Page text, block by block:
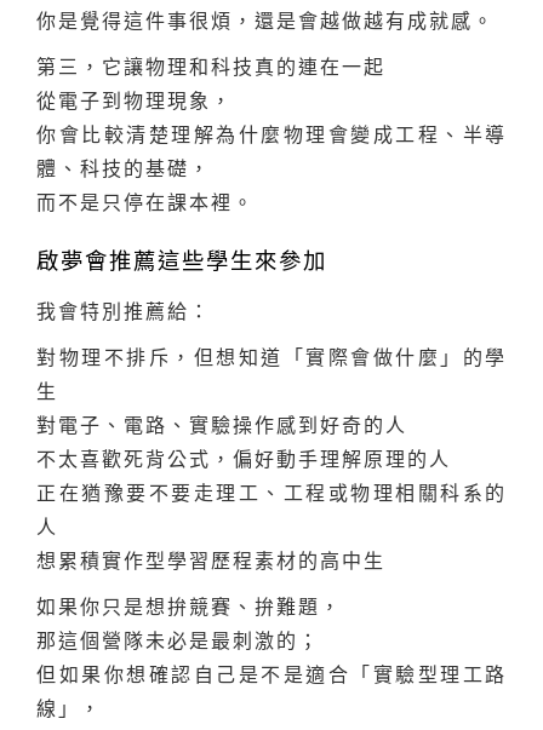
你是覺得這件事很煩，還是會越做越有成就感。
第三，它讓物理和科技真的連在一起
從電子到物理現象，
你會比較清楚理解為什麼物理會變成工程、半導
體、科技的基礎，
而不是只停在課本裡。
啟夢會推薦這些學生來參加
我會特別推薦給：
對物理不排斥，但想知道「實際會做什麼」的學
生
對電子、電路、實驗操作感到好奇的人
不太喜歡死背公式，偏好動手理解原理的人
正在猶豫要不要走理工、工程或物理相關科系的
人
想累積實作型學習歷程素材的高中生
如果你只是想拚競賽、拚難題，
那這個營隊未必是最刺激的；
但如果你想確認自己是不是適合「實驗型理工路
線」，